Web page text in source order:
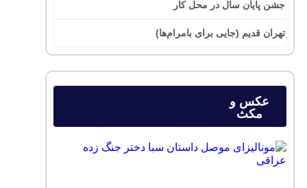
جشن پایان سال در محل کار
تهران قدیم (جایی برای بامرام‌ها)
عکس و
مکث